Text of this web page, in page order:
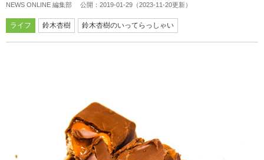
NEWS ONLINE 編集部 公開： 2019-01-29 （2023-11-20更新）
ライフ 鈴木杏樹 鈴木杏樹のいってらっしゃい